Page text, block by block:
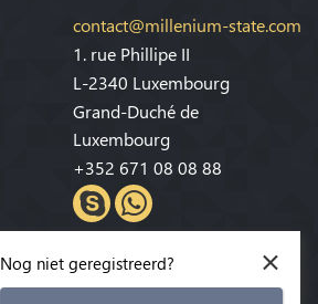
contact@millenium-state.com
1. rue Phillipe II
L-2340 Luxembourg
Grand-Duché de
Luxembourg
+352 671 08 08 88
×
Nog niet geregistreerd?